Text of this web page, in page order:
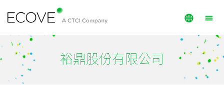
English
繁體中文
投資與管理
營運與維護
裕鼎股份有限公司